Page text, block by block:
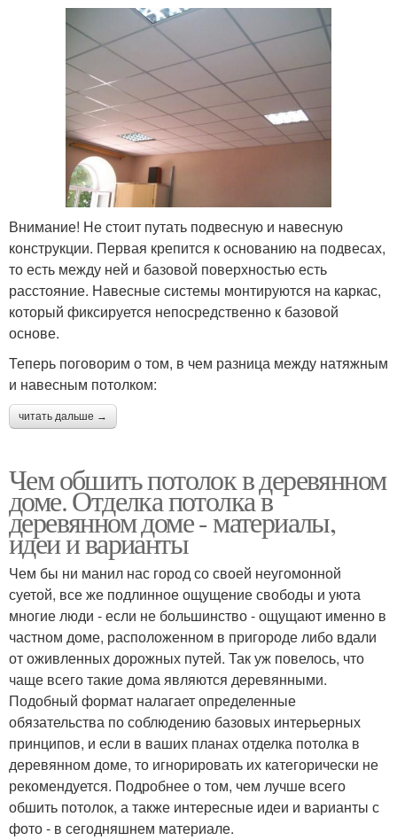
Внимание! Не стоит путать подвесную и навесную
конструкции. Первая крепится к основанию на подвесах,
то есть между ней и базовой поверхностью есть
расстояние. Навесные системы монтируются на каркас,
который фиксируется непосредственно к базовой
основе.
Теперь поговорим о том, в чем разница между натяжным
и навесным потолком:
читать дальше →
Чем обшить потолок в деревянном
доме. Отделка потолка в
деревянном доме - материалы,
идеи и варианты
Чем бы ни манил нас город со своей неугомонной
суетой, все же подлинное ощущение свободы и уюта
многие люди - если не большинство - ощущают именно в
частном доме, расположенном в пригороде либо вдали
от оживленных дорожных путей. Так уж повелось, что
чаще всего такие дома являются деревянными.
Подобный формат налагает определенные
обязательства по соблюдению базовых интерьерных
принципов, и если в ваших планах отделка потолка в
деревянном доме, то игнорировать их категорически не
рекомендуется. Подробнее о том, чем лучше всего
обшить потолок, а также интересные идеи и варианты с
фото - в сегодняшнем материале.